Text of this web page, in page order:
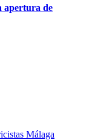
apertura de
Málaga